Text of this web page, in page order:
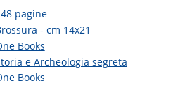
pagine
- cm 14x21
Books
e Archeologia segreta
Books